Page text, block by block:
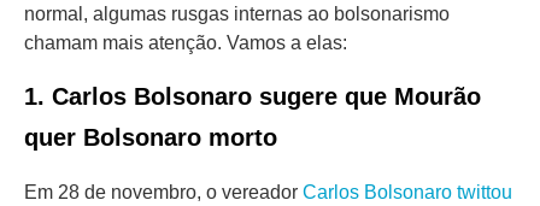
normal, algumas rusgas internas ao bolsonarismo
chamam mais atenção. Vamos a elas:
1. Carlos Bolsonaro sugere que Mourão
quer Bolsonaro morto
Em 28 de novembro, o vereador Carlos Bolsonaro twittou